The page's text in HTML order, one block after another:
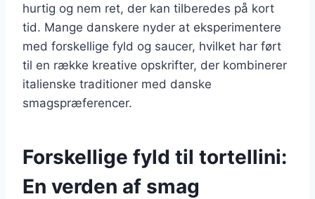
hurtig og nem ret, der kan tilberedes på kort
tid. Mange danskere nyder at eksperimentere
med forskellige fyld og saucer, hvilket har ført
til en række kreative opskrifter, der kombinerer
italienske traditioner med danske
smagspræferencer.
Forskellige fyld til tortellini:
En verden af smag